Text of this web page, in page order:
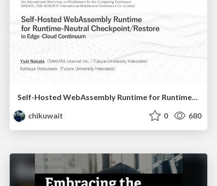
chikuwait
0 680